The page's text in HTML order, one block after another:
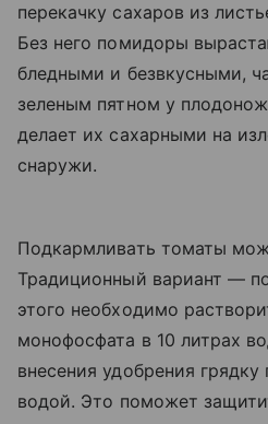
перекачку сахаров из
Без него помидоры
бледными и безвкусными,
зеленым пятном у
делает их сахарными на
снаружи.
Подкармливать томаты
Традиционный вариант —
этого необходимо
монофосфата в 10 литрах
внесения удобрения
водой. Это поможет